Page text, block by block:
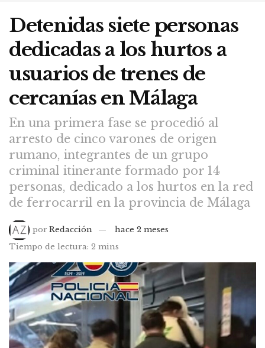
Detenidas siete personas
dedicadas a los hurtos a
usuarios de trenes de
cercanías en Málaga
En una primera fase se procedió al
arresto de cinco varones de origen
rumano, integrantes de un grupo
criminal itinerante formado por 14
personas, dedicado a los hurtos en la red
de ferrocarril en la provincia de Málaga
por Redacción
hace 2 meses
Tiempo de lectura: 2 mins